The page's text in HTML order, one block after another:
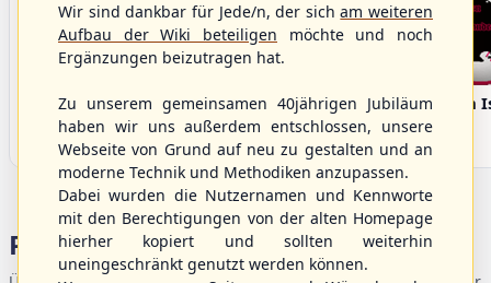
Bargenstedt
Beavers
Elmshorn Alligators Fehmarn
Portalbereiche
Wir sind dankbar für Jede/n, der sicham weiteren
Aufbau der Wiki beteiligen möchte und noch
Ergänzungen beizutragen hat.
Zu unserem gemeinsamen 40jährigen Jubiläum
haben wir uns außerdem entschlossen, unsere
Webseite von Grund auf neu zu gestalten und an
moderne Technik und Methodiken anzupassen.
Dabei wurden die Nutzernamen und Kennworte
mit den Berechtigungen von der alten Homepage
hierher kopiert und sollten weiterhin
uneingeschränkt genutzt werden können.